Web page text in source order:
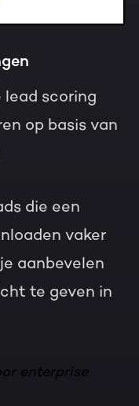
lead scoring
op basis van
die een
vaker
aanbevelen
te geven in
enterprise